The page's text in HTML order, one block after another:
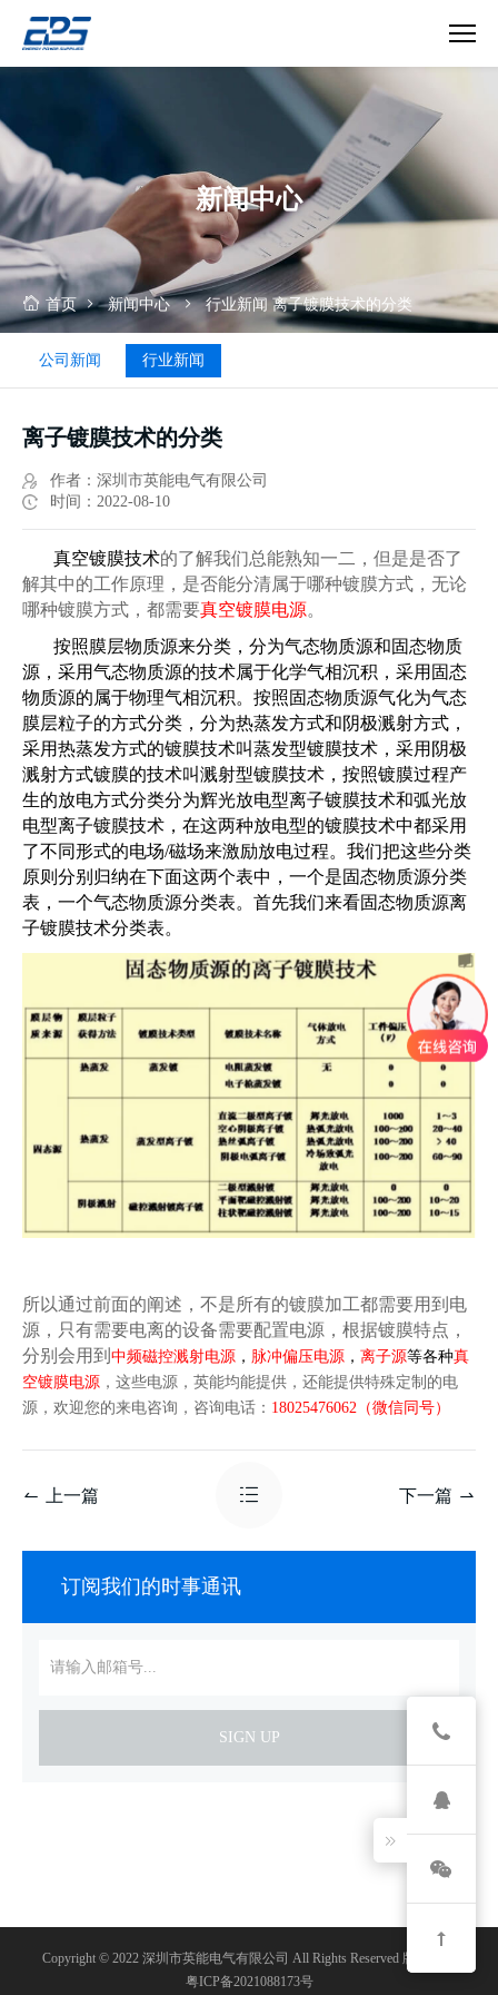
镀
技
术
的
分
类
新闻中心
首页 新闻中心 行业新闻 离子镀膜技术的分类
公司新闻 行业新闻
离子镀膜技术的分类
作者：深圳市英能电气有限公司
时间：2022-08-10
真空镀膜技术的了解我们总能熟知一二，但是是否了
解其中的工作原理，是否能分清属于哪种镀膜方式，无论
哪种镀膜方式，都需要真空镀膜电源。
按照膜层物质源来分类，分为气态物质源和固态物质
源，采用气态物质源的技术属于化学气相沉积，采用固态
物质源的属于物理气相沉积。按照固态物质源气化为气态
膜层粒子的方式分类，分为热蒸发方式和阴极溅射方式，
采用热蒸发方式的镀膜技术叫蒸发型镀膜技术 ，采用阴极
溅射方式镀膜的技术叫溅射型镀膜技术 ，按照镀膜过程产
生的放电方式分类分为辉光放电型离子镀膜技术和弧光放
电型离子镀膜技术，在这两种放电型的镀膜技术中都采用
了不同形式的电场/磁场来激励放电过程。我们把这些分类
原则分别归纳在下面这两个表中，一个是固态物质源分类
表，一个气态物质源分类表。首先我们来看固态物质源离
子镀膜技术分类表。
所以通过前面的阐述，不是所有的镀膜加工都需要用到电
源，只有需要电离的设备需要配置电源，根据镀膜特点，
分别会用到 中频磁控溅射电源 ， 脉冲偏压电源 ， 离子源等各种真
空镀膜电源 ，这些电源，英能均能提供，还能提供特殊定制的电
源，欢迎您的来电咨询，咨询电话： 18025476062 （微信同号）
上一篇 下一篇
订阅我们的时事通讯
SIGN UP
Copyright © 2022 深圳市英能电气有限公司 All Rights Reserved 版权所有
粤ICP备2021088173号